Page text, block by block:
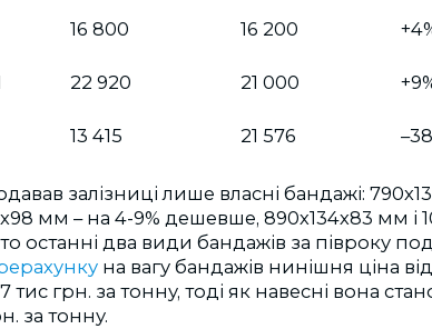
16 800 16 200
22 920 21 000
13 415 21 576
залізниці лише власні бандажі:
мм – на 4-9% дешевше, 890х134х83 мм і
останні два види бандажів за півроку
на вагу бандажів нинішня ціна
грн. за тонну, тоді як навесні вона
за тонну.